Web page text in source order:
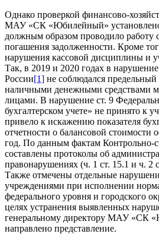
Однако проверкой финансово-
МАУ «СК «Юбилейный»
должным образом проводило работу
погашения задолженности. Кроме
нарушения кассовой дисциплины и
Так, в 2019 и 2020 годах в
России[1] не соблюдался предельный
наличными денежными средствами
лицами. В нарушение ст. 9
бухгалтерском учете» не принято к
привело к искажению показателя
отчетности о балансовой стоимости
год. По данным фактам Контрольно-
составлены протоколы об
правонарушениях (ч. 1 ст. 15.1 и ч.
Также отмечены отдельные
учреждениями при исполнении
федерального уровня и городского
целях устранения выявленных
генеральному директору МАУ «СК
направлено представление.